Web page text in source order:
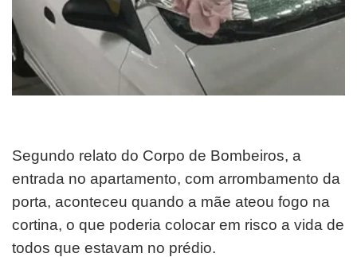
Segundo relato do Corpo de Bombeiros, a
entrada no apartamento, com arrombamento da
porta, aconteceu quando a mãe ateou fogo na
cortina, o que poderia colocar em risco a vida de
todos que estavam no prédio.